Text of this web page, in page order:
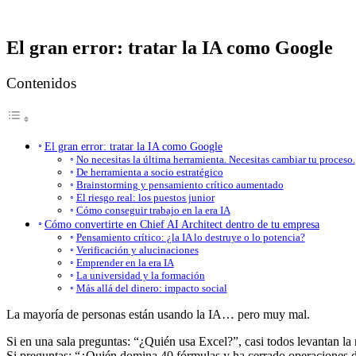
El gran error: tratar la IA como Google
Contenidos
El gran error: tratar la IA como Google
No necesitas la última herramienta. Necesitas cambiar tu proceso.
De herramienta a socio estratégico
Brainstorming y pensamiento crítico aumentado
El riesgo real: los puestos junior
Cómo conseguir trabajo en la era IA
Cómo convertirte en Chief AI Architect dentro de tu empresa
Pensamiento crítico: ¿la IA lo destruye o lo potencia?
Verificación y alucinaciones
Emprender en la era IA
La universidad y la formación
Más allá del dinero: impacto social
La mayoría de personas están usando la IA… pero muy mal.
Si en una sala preguntas: “¿Quién usa Excel?”, casi todos levantan la